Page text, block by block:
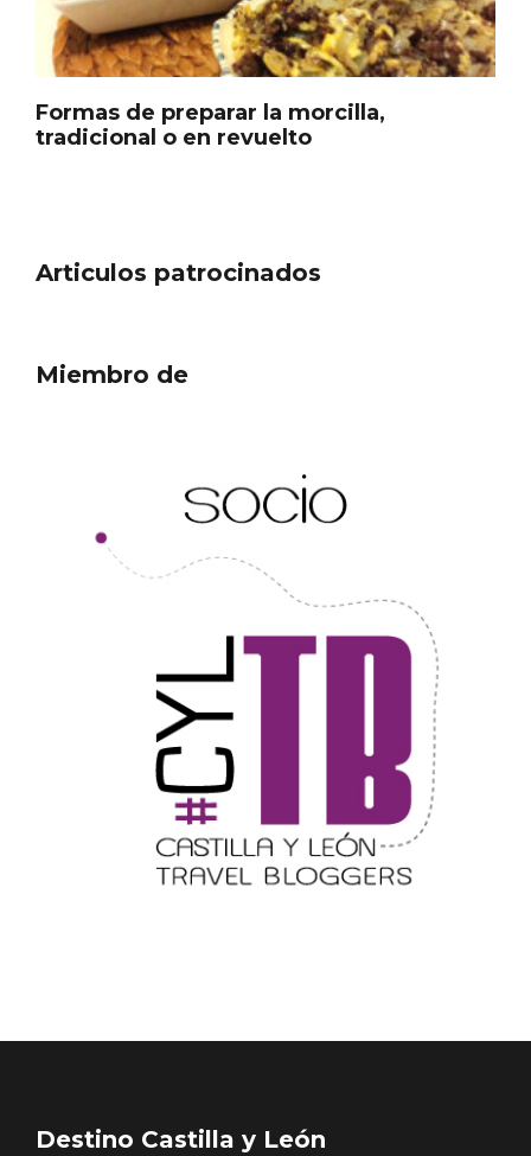
Formas de preparar la morcilla,
tradicional o en revuelto
Articulos patrocinados
Miembro de
Destino Castilla y León
Moradillo de Roa